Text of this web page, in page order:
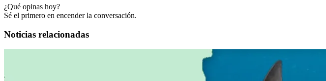
¿Qué opinas hoy?
Sé el primero en encender la conversación.
Noticias relacionadas